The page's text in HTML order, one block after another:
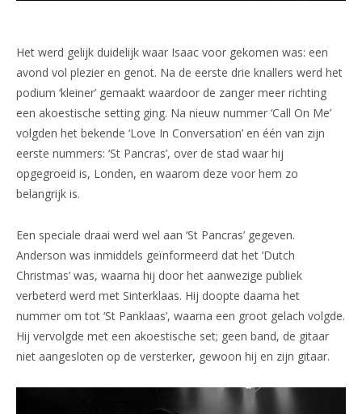
Het werd gelijk duidelijk waar Isaac voor gekomen was: een
avond vol plezier en genot. Na de eerste drie knallers werd het
podium ‘kleiner’ gemaakt waardoor de zanger meer richting
een akoestische setting ging. Na nieuw nummer ‘Call On Me’
volgden het bekende ‘Love In Conversation’ en één van zijn
eerste nummers: ‘St Pancras’, over de stad waar hij
opgegroeid is, Londen, en waarom deze voor hem zo
belangrijk is.
Een speciale draai werd wel aan ‘St Pancras’ gegeven.
Anderson was inmiddels geïnformeerd dat het ‘Dutch
Christmas’ was, waarna hij door het aanwezige publiek
verbeterd werd met Sinterklaas. Hij doopte daarna het
nummer om tot ‘St Panklaas’, waarna een groot gelach volgde.
Hij vervolgde met een akoestische set; geen band, de gitaar
niet aangesloten op de versterker, gewoon hij en zijn gitaar.